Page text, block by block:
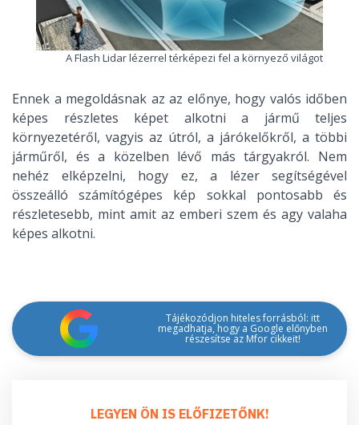
A Flash Lidar lézerrel térképezi fel a környező világot
Ennek a megoldásnak az az előnye, hogy valós időben
képes részletes képet alkotni a jármű teljes
környezetéről, vagyis az útról, a járókelőkről, a többi
járműről, és a közelben lévő más tárgyakról. Nem
nehéz elképzelni, hogy ez, a lézer segítségével
összeálló számítógépes kép sokkal pontosabb és
részletesebb, mint amit az emberi szem és agy valaha
képes alkotni.
Tájékozódjon hiteles forrásból: itt
megadhatja, hogy a Google előnyben
részesítse az Mfor cikkeit!
LEGYEN ÖN IS ELŐFIZETŐNK!